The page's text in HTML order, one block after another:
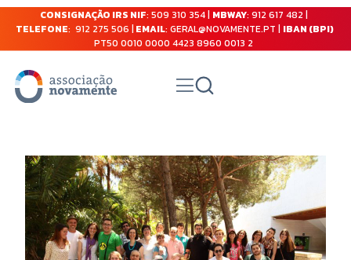
CONSIGNAÇÃO IRS NIF: 509 310 354 | MBWAY: 912 617 482 |
TELEFONE: 912 275 506 | EMAIL: GERAL@NOVAMENTE.PT | IBAN (BPI)
PT50 0010 0000 4423 8960 0013 2